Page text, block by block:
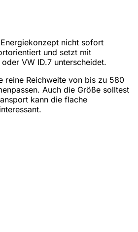
nicht sofort
und setzt mit
VW ID.7 unterscheidet.
reine Reichweite von bis zu 580
Auch die Größe solltest
kann die flache